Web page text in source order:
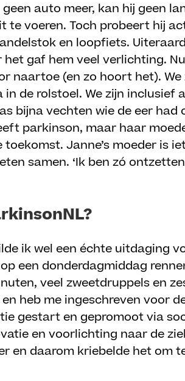
auto meer, kan hij geen
te voeren. Toch probeert hij
en loopfiets.
gaf hem veel verlichting.
naartoe (en zo hoort het).
de rolstoel. We zijn inclusief
bijna vechten wie de eer had
parkinson, maar haar
Janne’s moeder is
samen. ‘Ik ben zó
ik wel een échte uitdaging
een donderdagmiddag
veel zweetdruppels en
heb me ingeschreven voor
gestart en gepromoot via
en voorlichting naar de
en daarom kriebelde het om